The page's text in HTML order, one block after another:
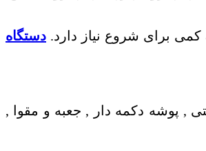
برای شروع نیاز دارد. دستگاه
, پوشه دکمه دار , جعبه و مقوا ,